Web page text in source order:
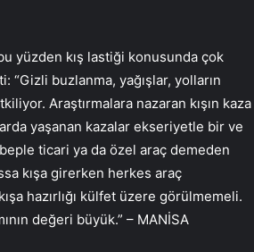
yüzden kış lastiği konusunda çok
“Gizli buzlanma, yağışlar, yolların
Araştırmalara nazaran kışın kaza
yaşanan kazalar ekseriyetle bir ve
ticari ya da özel araç demeden
kışa girerken herkes araç
hazırlığı külfet üzere görülmemeli.
değeri büyük.” – MANİSA